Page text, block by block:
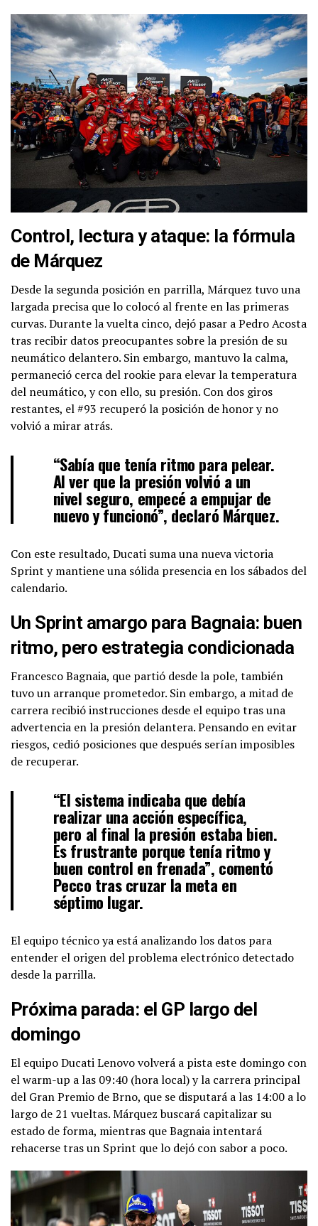
Control, lectura y ataque: la fórmula
de Márquez
Desde la segunda posición en parrilla, Márquez tuvo una
largada precisa que lo colocó al frente en las primeras
curvas. Durante la vuelta cinco, dejó pasar a Pedro Acosta
tras recibir datos preocupantes sobre la presión de su
neumático delantero. Sin embargo, mantuvo la calma,
permaneció cerca del rookie para elevar la temperatura
del neumático, y con ello, su presión. Con dos giros
restantes, el #93 recuperó la posición de honor y no
volvió a mirar atrás.
“Sabía que tenía ritmo para pelear.
Al ver que la presión volvió a un
nivel seguro, empecé a empujar de
nuevo y funcionó”, declaró Márquez.
Con este resultado, Ducati suma una nueva victoria
Sprint y mantiene una sólida presencia en los sábados del
calendario.
Un Sprint amargo para Bagnaia: buen
ritmo, pero estrategia condicionada
Francesco Bagnaia, que partió desde la pole, también
tuvo un arranque prometedor. Sin embargo, a mitad de
carrera recibió instrucciones desde el equipo tras una
advertencia en la presión delantera. Pensando en evitar
riesgos, cedió posiciones que después serían imposibles
de recuperar.
“El sistema indicaba que debía
realizar una acción específica,
pero al final la presión estaba bien.
Es frustrante porque tenía ritmo y
buen control en frenada”, comentó
Pecco tras cruzar la meta en
séptimo lugar.
El equipo técnico ya está analizando los datos para
entender el origen del problema electrónico detectado
desde la parrilla.
Próxima parada: el GP largo del
domingo
El equipo Ducati Lenovo volverá a pista este domingo con
el warm-up a las 09:40 (hora local) y la carrera principal
del Gran Premio de Brno, que se disputará a las 14:00 a lo
largo de 21 vueltas. Márquez buscará capitalizar su
estado de forma, mientras que Bagnaia intentará
rehacerse tras un Sprint que lo dejó con sabor a poco.